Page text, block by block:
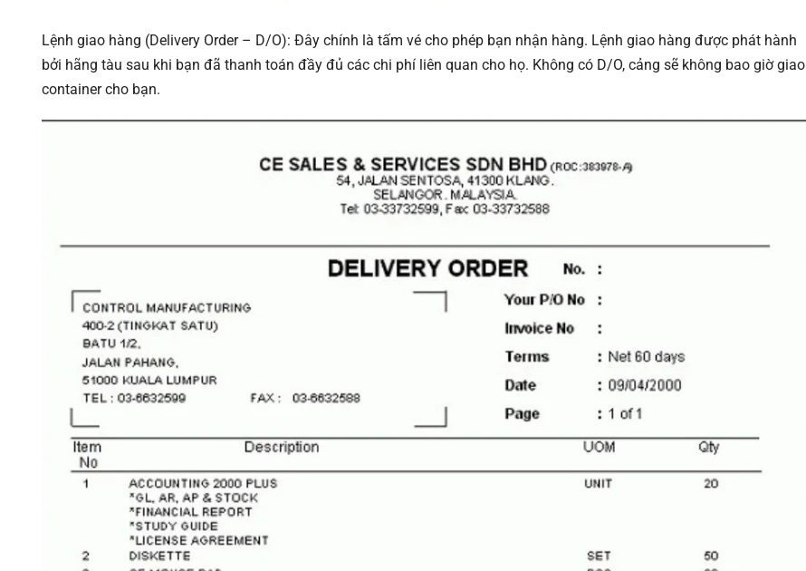
Lệnh giao hàng (Delivery Order – D/O): Đây chính là tấm vé cho phép bạn nhận hàng. Lệnh giao hàng được phát hành
bởi hãng tàu sau khi bạn đã thanh toán đầy đủ các chi phí liên quan cho họ. Không có D/O, cảng sẽ không bao giờ giao
container cho bạn.